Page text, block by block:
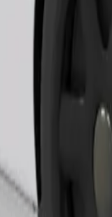
Contactez le